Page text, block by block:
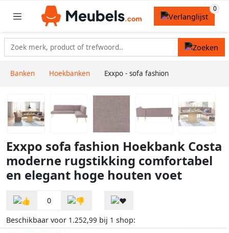
Banken Hoekbanken Exxpo - sofa fashion
Exxpo sofa fashion Hoekbank Costa
moderne rugstikking comfortabel
en elegant hoge houten voet
0
Beschikbaar voor 1.252,99 bij 1 shop: